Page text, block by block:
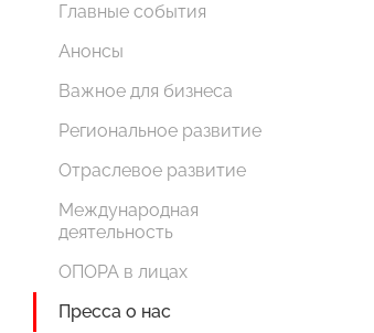
Главные события
Анонсы
Важное для бизнеса
Региональное развитие
Отраслевое развитие
Международная
деятельность
ОПОРА в лицах
Пресса о нас